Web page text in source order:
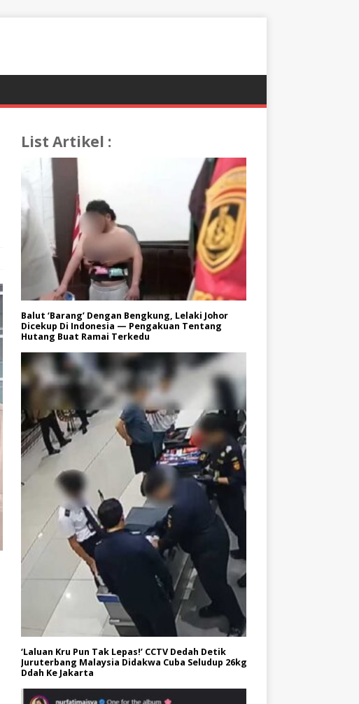
List Artikel :
Balut ‘Barang’ Dengan Bengkung, Lelaki Johor
Dicekup Di Indonesia — Pengakuan Tentang
Hutang Buat Ramai Terkedu
‘Laluan Kru Pun Tak Lepas!’ CCTV Dedah Detik
Juruterbang Malaysia Didakwa Cuba Seludup 26kg
Ddah Ke Jakarta